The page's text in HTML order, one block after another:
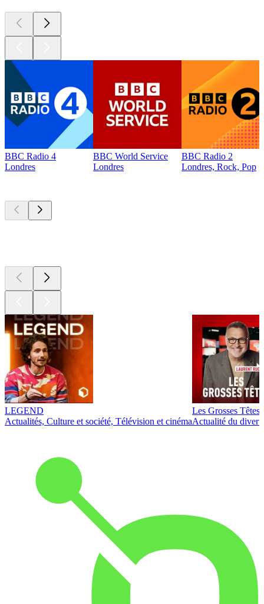
BBC Radio 4
Londres
BBC World Service
Londres
BBC Radio 2
Londres, Rock, Pop
LEGEND
Actualités, Culture et société, Télévision et cinéma
Les Grosses Têtes
Actualité du